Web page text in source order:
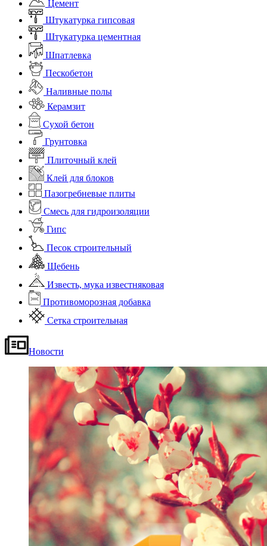
Цемент
Штукатурка гипсовая
Штукатурка цементная
Шпатлевка
Пескобетон
Наливные полы
Керамзит
Сухой бетон
Грунтовка
Плиточный клей
Клей для блоков
Пазогребневые плиты
Смесь для гидроизоляции
Гипс
Песок строительный
Щебень
Известь, мука известняковая
Противоморозная добавка
Сетка строительная
Новости